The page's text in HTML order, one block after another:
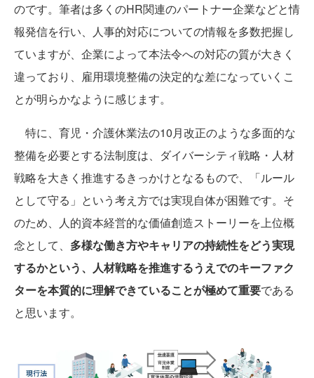
のです。筆者は多くのHR関連のパートナー企業などと情
報発信を行い、人事的対応についての情報を多数把握し
ていますが、企業によって本法令への対応の質が大きく
違っており、雇用環境整備の決定的な差になっていくこ
とが明らかなように感じます。
特に、育児・介護休業法の10月改正のような多面的な
整備を必要とする法制度は、ダイバーシティ戦略・人材
戦略を大きく推進するきっかけとなるもので、「ルール
として守る」という考え方では実現自体が困難です。そ
のため、人的資本経営的な価値創造ストーリーを上位概
念として、 多様な働き方やキャリアの持続性をどう実現
するかという、人材戦略を推進するうえでのキーファク
ターを本質的に理解できていることが極めて重要である
と思います。